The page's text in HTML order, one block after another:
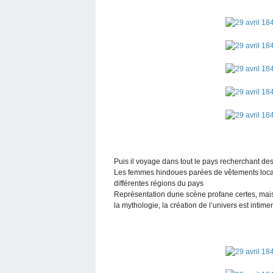
Puis il voyage dans tout le pays recherchant
Les femmes hindoues parées de vêtements
différentes régions du pays
Représentation dune scène profane certes,
la mythologie, la création de l’univers est